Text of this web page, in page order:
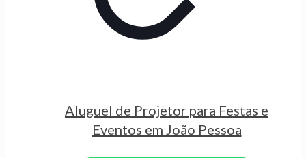
Aluguel de Projetor para Festas e
Eventos em João Pessoa